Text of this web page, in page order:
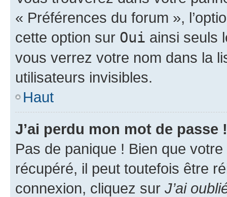
« Préférences du forum »,
cette option sur Oui ainsi seuls
vous verrez votre nom dans la
utilisateurs invisibles.
Haut
J’ai perdu mon mot de passe !
Pas de panique ! Bien que
récupéré, il peut toutefois être
connexion, cliquez sur J’ai